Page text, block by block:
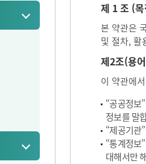
제 1 조 (
본 약관은
및 절차, 활
제2조(용
이 약관에
“공공정보
정보를 말
“제공기관
“통계정보
대해서만